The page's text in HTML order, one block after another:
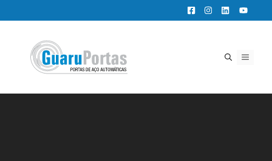
para
conteúdo
MENU